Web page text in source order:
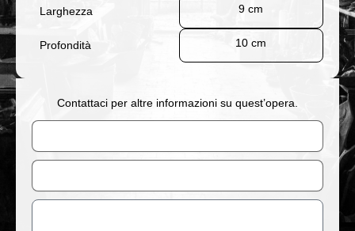
Larghezza 9 cm
Profondità 10 cm
Contattaci per altre informazioni su quest’opera.
Nome
Email
Messaggio